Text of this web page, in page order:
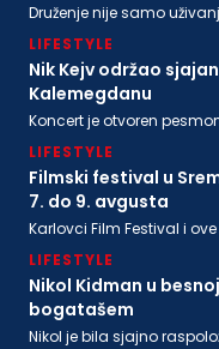
Druženje nije samo
odgovara svima
LIFESTYLE
Nik Kejv održao
Kalemegdanu
Koncert je otvoren
Long-Suffering" i
albuma "Wild God"
LIFESTYLE
Filmski festival u
7. do 9. avgusta
Karlovci Film Festival i
savremenog autorskog
LIFESTYLE
Nikol Kidman u
bogatašem
Nikol je bila sjajno